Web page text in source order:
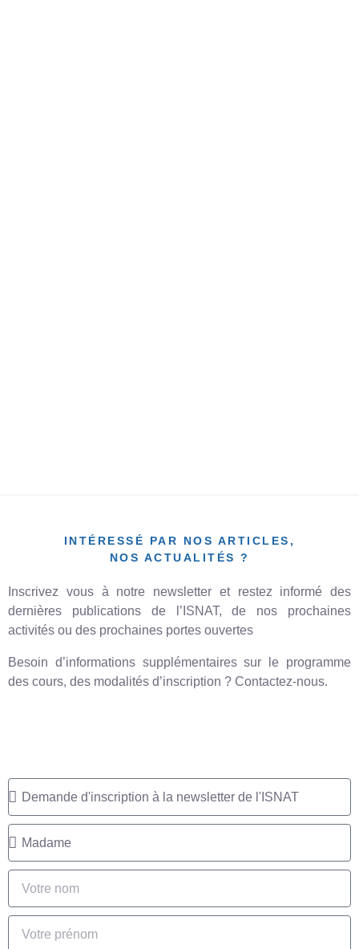
INTÉRESSÉ PAR NOS ARTICLES,
NOS ACTUALITÉS ?
Inscrivez vous à notre newsletter et restez informé des
dernières publications de l’ISNAT, de nos prochaines
activités ou des prochaines portes ouvertes
Besoin d’informations supplémentaires sur le programme
des cours, des modalités d’inscription ? Contactez-nous.